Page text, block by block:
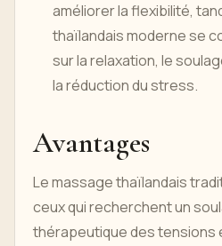
améliorer la flexibilité,
thaïlandais moderne se
sur la relaxation, le
la réduction du stress.
Avantages
Le massage thaïlandais
ceux qui recherchent un
thérapeutique des tensions